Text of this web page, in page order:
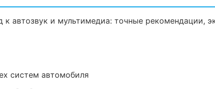
к автозвук и мультимедиа: точные рекомендации,
систем автомобиля